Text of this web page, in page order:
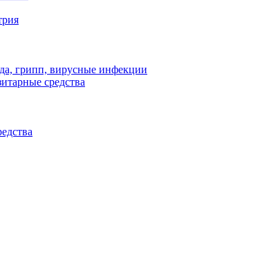
грипп, вирусные инфекции
средства